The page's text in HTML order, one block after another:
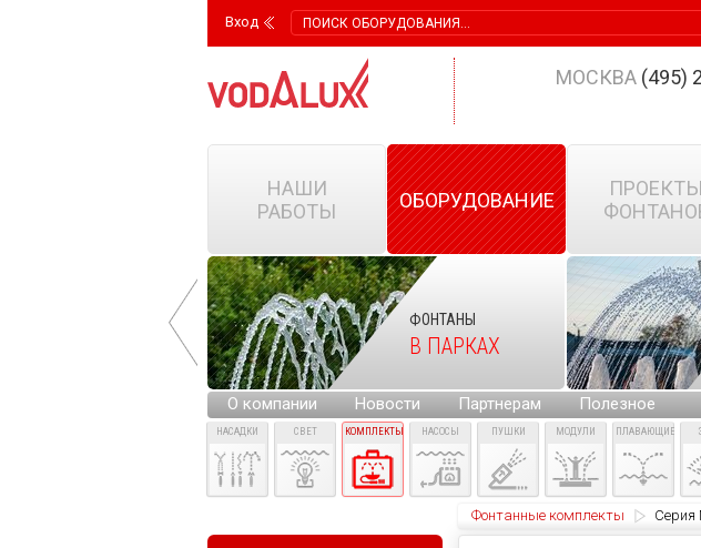
Вход
МОСКВА (495)
НАШИ
РАБОТЫ
ОБОРУДОВАНИЕ
ПРОЕКТЫ
НА ГОРОДСКИХ
ФОНТАНЫ
В ПАРКАХ
О компании Новости Партнерам Полезное
НАСАДКИ СВЕТ КОМПЛЕКТЫ НАСОСЫ ПУШКИ МОДУЛИ ПЛАВАЮЩИЕ
Фонтанные комплекты Серия